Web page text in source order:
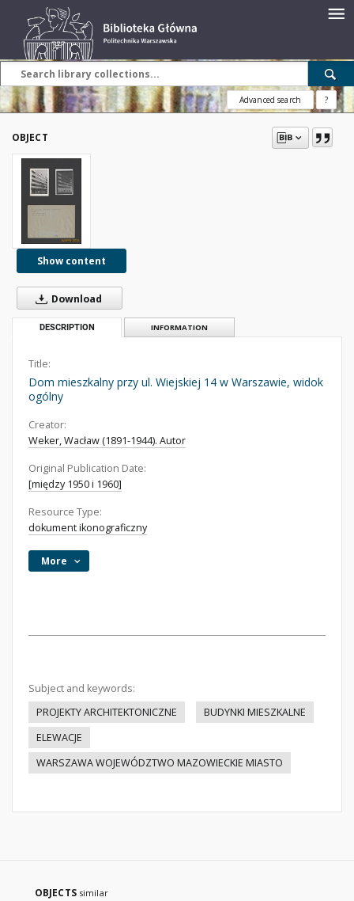
Advanced search ?
OBJECT
Show content
Download
DESCRIPTION INFORMATION
Title:
Dom mieszkalny przy ul. Wiejskiej 14 w Warszawie, widok
ogólny
Creator:
Weker, Wacław (1891-1944). Autor
Original Publication Date:
[między 1950 i 1960]
Resource Type:
dokument ikonograficzny
More
Subject and keywords:
PROJEKTY ARCHITEKTONICZNE
BUDYNKI MIESZKALNE
ELEWACJE
WARSZAWA WOJEWÓDZTWO MAZOWIECKIE MIASTO
OBJECTS similar